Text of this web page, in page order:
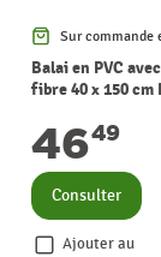
Sur commande
Balai en PVC
fibre 40 x 150 cm
4649
Consulter
Ajouter au